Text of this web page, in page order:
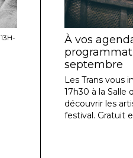
13H-
À vos
septembre
Les Trans vous
17h30 à la Salle
découvrir les
festival. Gratuit